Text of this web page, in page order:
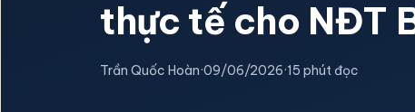
thực tế cho NĐT
Trần Quốc Hoàn·09/06/2026·15 phút đọc